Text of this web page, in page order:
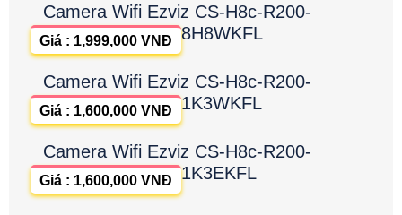
Camera Wifi Ezviz CS-H8c-R200-
8H8WKFL
Giá : 1,999,000 VNĐ
Camera Wifi Ezviz CS-H8c-R200-
1K3WKFL
Giá : 1,600,000 VNĐ
Camera Wifi Ezviz CS-H8c-R200-
1K3EKFL
Giá : 1,600,000 VNĐ